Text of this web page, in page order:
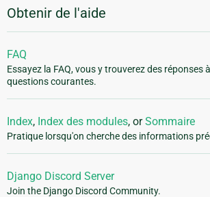
Obtenir de l'aide
FAQ
Essayez la FAQ, vous y trouverez des réponses
questions courantes.
Index, Index des modules, orSommaire
Pratique lorsqu'on cherche des informations
Django Discord Server
Join the Django Discord Community.